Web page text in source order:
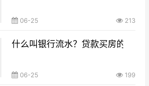
06-25 213
什么叫银行流水？贷款买房的银行
06-25 199